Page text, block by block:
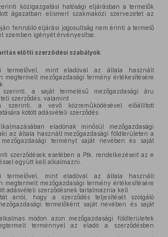
közigazgatási hatósági eljárásban a termelők
ágazatban elismert szakmaközi szervezetet az
fennálló eljárási jogosultság nem érinti a termelő
szemben igényét érvényesítse.
előtti szerződési szabályok
termelővel, mint eladóval az általa használt
megtermelt mezőgazdasági termény értékesítésére
a saját termelésű mezőgazdasági áru
szerződés, valamint
a vevő közreműködésével előállított
kötött adásvételi szerződés
eladónak minősül mezőgazdasági
az általa használt mezőgazdasági földterületen a
terményt saját nevében és saját
szerződések esetében a Ptk. rendelkezéseit az e
együtt kell alkalmazni.
termelővel, mint eladóval az általa használt
megtermelt mezőgazdasági termény értékesítésére
adásvételi szerződésnek tartalmaznia kell
arról, hogy a szerződés teljesítését szolgáló
termelőként saját nevében és saját
módon azon mezőgazdasági földterületek
terménnyel az eladó a szerződésben